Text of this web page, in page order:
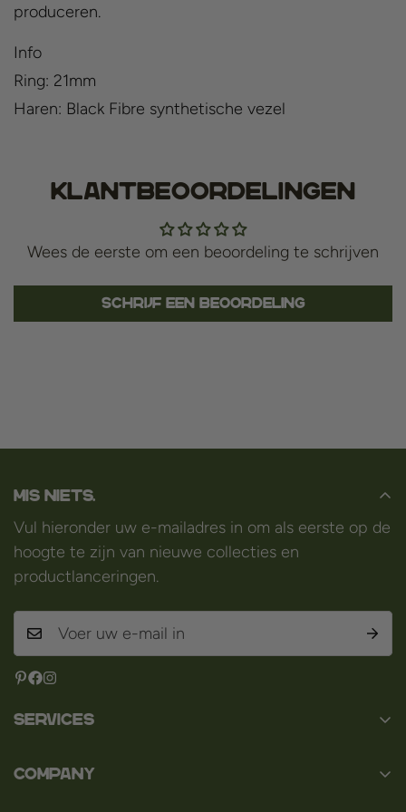
produceren.
Info
Ring: 21mm
Haren: Black Fibre synthetische vezel
Klantbeoordelingen
Wees de eerste om een beoordeling te schrijven
Schrijf een beoordeling
Mis niets.
Vul hieronder uw e-mailadres in om als eerste op de
hoogte te zijn van nieuwe collecties en
productlanceringen.
Services
Over ons
Company